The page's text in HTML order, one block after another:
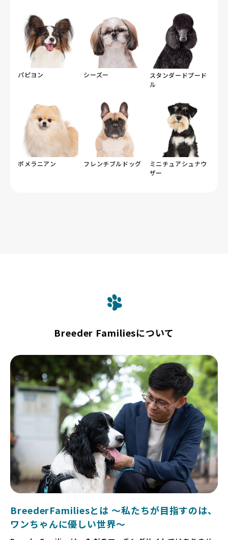
パピヨン シーズー
スタンダードプード
ル
ポメラニアン フレンチブルドッグ
ミニチュアシュナウ
ザー
Breeder Familiesについて
BreederFamiliesとは 〜私たちが目指すのは、
ワンちゃんに優しい世界〜